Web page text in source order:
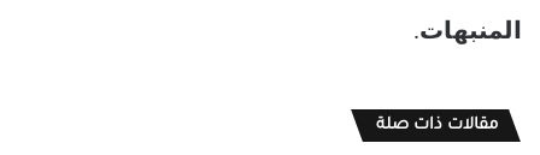
المنبهات.
مقالات ذات صلة